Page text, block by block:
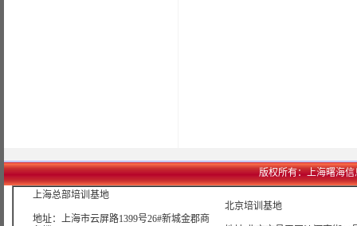
版权所有：上海曙海信
上海总部培训基地
地址：上海市云屏路1399号26#新城金郡商
北京培训基地